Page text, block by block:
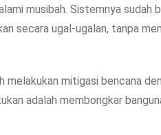
musibah. Sistemnya sudah
secara ugal-ugalan, tanpa
melakukan mitigasi bencana
adalah membongkar